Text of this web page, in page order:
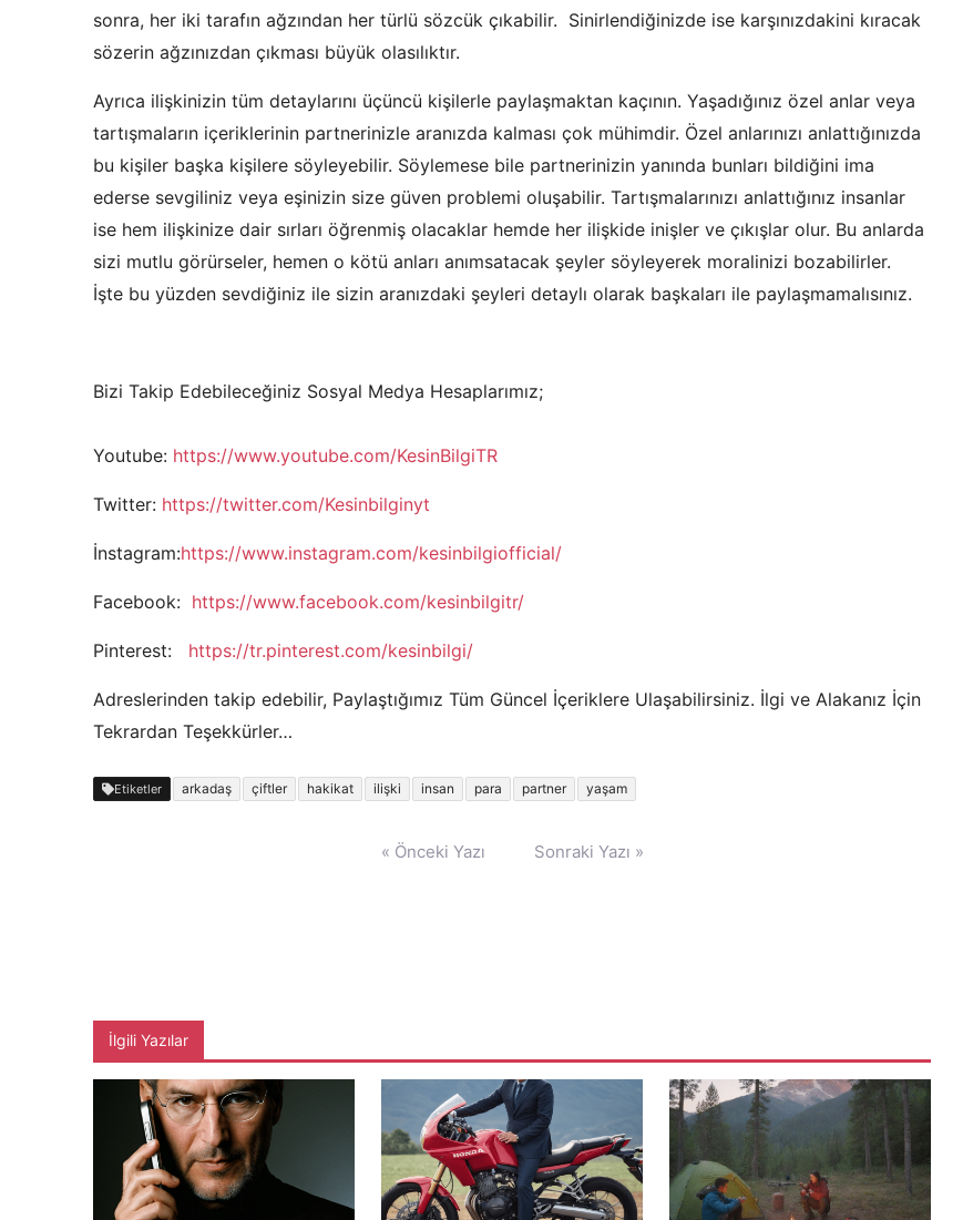
sonra, her iki tarafın ağzından her türlü sözcük çıkabilir. Sinirlendiğinizde ise karşınızdakini kıracak
sözerin ağzınızdan çıkması büyük olasılıktır.
Ayrıca ilişkinizin tüm detaylarını üçüncü kişilerle paylaşmaktan kaçının. Yaşadığınız özel anlar veya
tartışmaların içeriklerinin partnerinizle aranızda kalması çok mühimdir. Özel anlarınızı anlattığınızda
bu kişiler başka kişilere söyleyebilir. Söylemese bile partnerinizin yanında bunları bildiğini ima
ederse sevgiliniz veya eşinizin size güven problemi oluşabilir. Tartışmalarınızı anlattığınız insanlar
ise hem ilişkinize dair sırları öğrenmiş olacaklar hemde her ilişkide inişler ve çıkışlar olur. Bu anlarda
sizi mutlu görürseler, hemen o kötü anları anımsatacak şeyler söyleyerek moralinizi bozabilirler.
İşte bu yüzden sevdiğiniz ile sizin aranızdaki şeyleri detaylı olarak başkaları ile paylaşmamalısınız.
Bizi Takip Edebileceğiniz Sosyal Medya Hesaplarımız;
Youtube: https://www.youtube.com/KesinBilgiTR
Twitter: https://twitter.com/Kesinbilginyt
İnstagram:https://www.instagram.com/kesinbilgiofficial/
Facebook: https://www.facebook.com/kesinbilgitr/
Pinterest: https://tr.pinterest.com/kesinbilgi/
Adreslerinden takip edebilir, Paylaştığımız Tüm Güncel İçeriklere Ulaşabilirsiniz. İlgi ve Alakanız İçin
Tekrardan Teşekkürler…
Etiketler arkadaş çiftler hakikat ilişki insan para partner yaşam
« Önceki Yazı Sonraki Yazı »
İlgili Yazılar